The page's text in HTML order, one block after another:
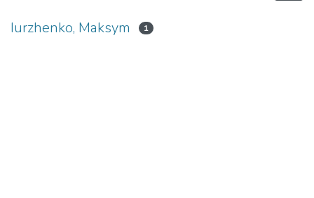
Iurzhenko, Maksym 1